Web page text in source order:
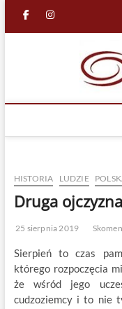
facebook
in
HISTORIA LUDZIE
Druga
25 sierpnia 2019
Sierpień to czas
którego rozpoczęcia
że wśród jego
cudzoziemcy i to nie